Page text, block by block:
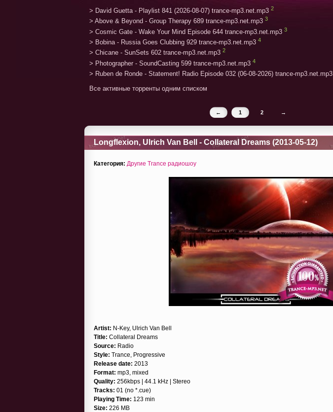
> David Guetta - Playlist 841 (2026-08-07) trance-mp3.net.mp3 2
> Above & Beyond - Group Therapy 689 trance-mp3.net.mp3 3
> Cosmic Gate - Wake Your Mind Episode 644 trance-mp3.net.mp3 3
> Bobina - Russia Goes Clubbing 929 trance-mp3.net.mp3 4
> Chicane - SunSets 602 trance-mp3.net.mp3 2
> Photographer - SoundCasting 599 trance-mp3.net.mp3 4
> Ruben de Ronde - Statement! Radio Episode 032 (06-08-2026) trance-mp3.net.mp3
Все активные торренты одним списком
← 1 2 →
Longflexion, Ulrich Van Bell - Collateral Dreams (2013-05-12)
Категория: Другие Trance радиошоу
Artist: N-Key, Ulrich Van Bell
Title: Collateral Dreams
Source: Radio
Style: Trance, Progressive
Release date: 2013
Format: mp3, mixed
Quality: 256kbps | 44.1 kHz | Stereo
Tracks: 01 (no *.cue)
Playing Time: 123 min
Size: 226 MB